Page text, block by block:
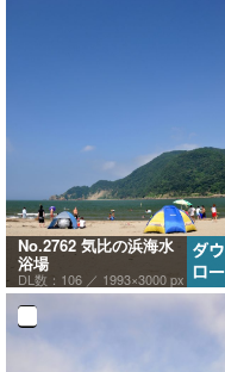
No.2762 気比の浜海水
浴場
DL数：106 ／ 1993×3000 px